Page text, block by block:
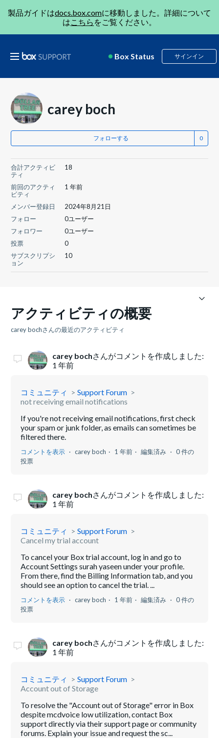
製品ガイドはdocs.box.comに移動しました。詳細について
はこちら をご覧ください。
Box Status サインイン
carey boch
フォローする
合計アクティビ
ティ
18
前回のアクティ
ビティ
1 年前
メンバー登録日
2024年8月21日
フォロー
0ユーザー
フォロワー
0ユーザー
投票
0
サブスクリプシ
ョン
10
アクティビティの概要
carey bochさんの最近のアクティビティ
carey bochさんがコメントを作成しました:
1 年前
コミュニティ
Support Forum
not receiving email notifications
If you're not receiving email notifications, first check
your spam or junk folder, as emails can sometimes be
filtered there.
コメントを表示 carey boch 1 年前 編集済み
0 件の
投票
carey bochさんがコメントを作成しました:
1 年前
コミュニティ
Support Forum
Cancel my trial account
To cancel your Box trial account, log in and go to
Account Settings surah yaseen under your profile.
From there, find the Billing Information tab, and you
should see an option to cancel the trial. ...
コメントを表示 carey boch 1 年前 編集済み
0 件の
投票
carey bochさんがコメントを作成しました:
1 年前
コミュニティ
Support Forum
Account out of Storage
To resolve the "Account out of Storage" error in Box
despite mcdvoice low utilization, contact Box
support directly via their support page or community
forums. Explain your issue and request the sc...